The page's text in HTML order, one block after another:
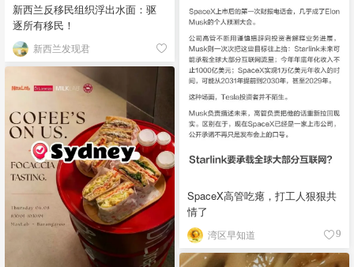
新西兰反移民组织浮出水面：驱
逐所有移民！
新西兰发现君
SpaceX高管吃瘪，打工人狠狠共
情了
湾区早知道 9